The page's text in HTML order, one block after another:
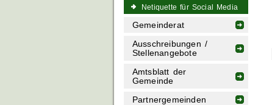
Netiquette für Social Media
Gemeinderat
Ausschreibungen /
Stellenangebote
Amtsblatt der
Gemeinde
Partnergemeinden